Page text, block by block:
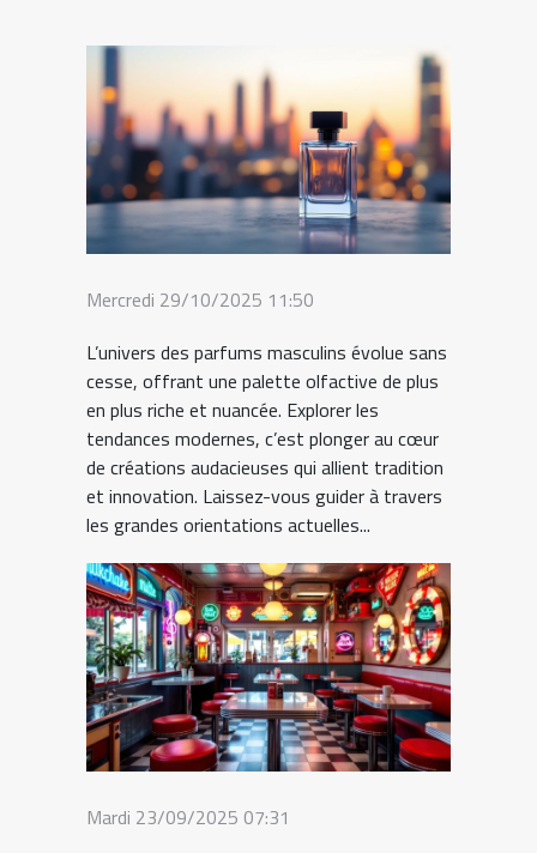
Mercredi 29/10/2025 11:50
L’univers des parfums masculins évolue sans
cesse, offrant une palette olfactive de plus
en plus riche et nuancée. Explorer les
tendances modernes, c’est plonger au cœur
de créations audacieuses qui allient tradition
et innovation. Laissez-vous guider à travers
les grandes orientations actuelles...
Mardi 23/09/2025 07:31